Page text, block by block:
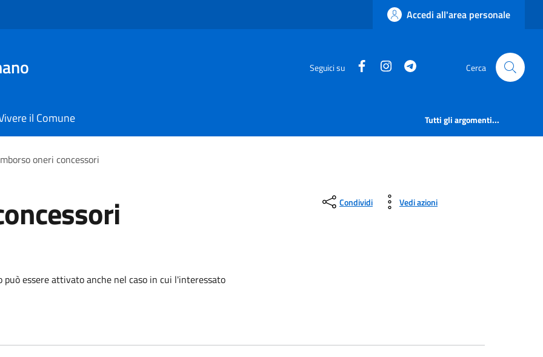
Accedi all'area personale
Seguici su FacebookInstagram Cerca
il Comune Tutti gli argomenti...
oneri concessori
essere attivato anche nel caso in cui l'interessato
Condividi Vedi azioni